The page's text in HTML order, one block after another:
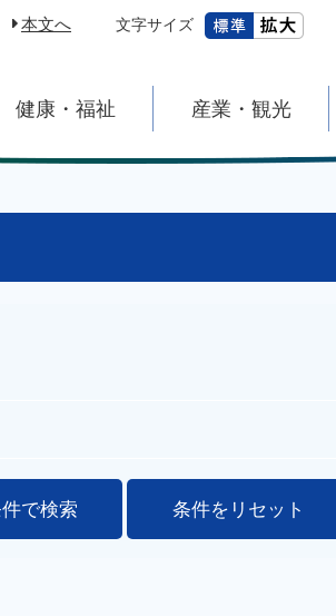
本文へ 文字サイズ
健康・福祉 産業・観光